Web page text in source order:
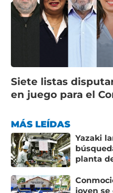
Siete listas
en juego para el
MÁS LEÍDAS
Yazaki
planta
joven